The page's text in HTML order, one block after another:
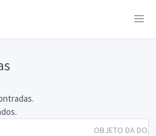
OBJETO DA